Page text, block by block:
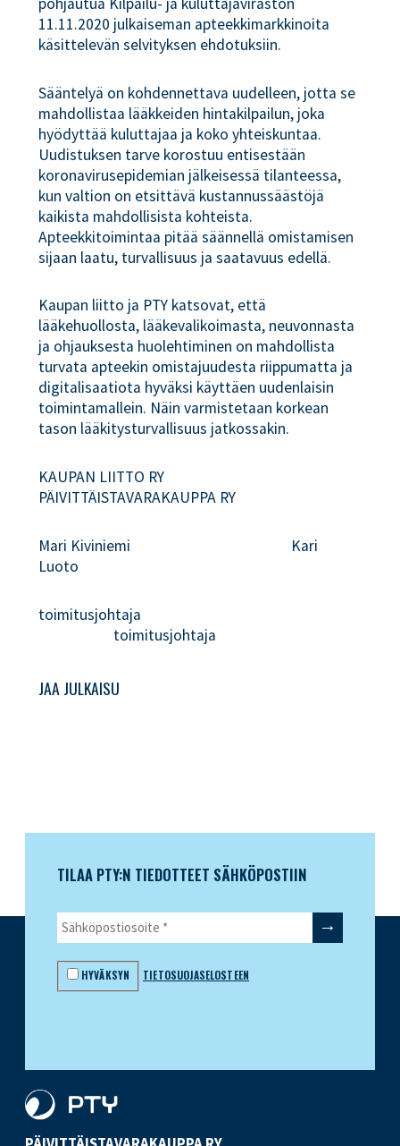
11.11.2020 julkaiseman apteekkimarkkinoita
käsittelevän selvityksen ehdotuksiin.
Sääntelyä on kohdennettava uudelleen, jotta se
mahdollistaa lääkkeiden hintakilpailun, joka
hyödyttää kuluttajaa ja koko yhteiskuntaa.
Uudistuksen tarve korostuu entisestään
koronavirusepidemian jälkeisessä tilanteessa,
kun valtion on etsittävä kustannussäästöjä
kaikista mahdollisista kohteista.
Apteekkitoimintaa pitää säännellä omistamisen
sijaan laatu, turvallisuus ja saatavuus edellä.
Kaupan liitto ja PTY katsovat, että
lääkehuollosta, lääkevalikoimasta, neuvonnasta
ja ohjauksesta huolehtiminen on mahdollista
turvata apteekin omistajuudesta riippumatta ja
digitalisaatiota hyväksi käyttäen uudenlaisin
toimintamallein. Näin varmistetaan korkean
tason lääkitysturvallisuus jatkossakin.
KAUPAN LIITTO RY
PÄIVITTÄISTAVARAKAUPPA RY
Mari Kiviniemi Kari
Luoto
toimitusjohtaja
toimitusjohtaja
JAA JULKAISU
TILAA PTY:N TIEDOTTEET SÄHKÖPOSTIIN
HYVÄKSYN TIETOSUOJASELOSTEEN